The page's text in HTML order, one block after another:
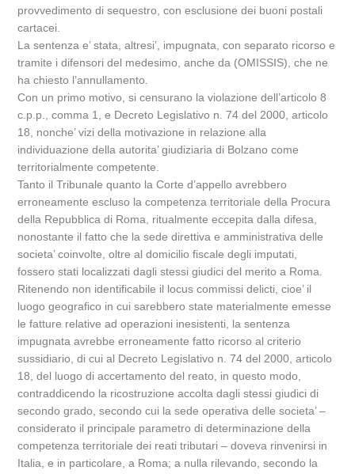
provvedimento di sequestro, con esclusione dei buoni postali
cartacei.
La sentenza e’ stata, altresi’, impugnata, con separato ricorso e
tramite i difensori del medesimo, anche da (OMISSIS), che ne
ha chiesto l’annullamento.
Con un primo motivo, si censurano la violazione dell’articolo 8
c.p.p., comma 1, e Decreto Legislativo n. 74 del 2000, articolo
18, nonche’ vizi della motivazione in relazione alla
individuazione della autorita’ giudiziaria di Bolzano come
territorialmente competente.
Tanto il Tribunale quanto la Corte d’appello avrebbero
erroneamente escluso la competenza territoriale della Procura
della Repubblica di Roma, ritualmente eccepita dalla difesa,
nonostante il fatto che la sede direttiva e amministrativa delle
societa’ coinvolte, oltre al domicilio fiscale degli imputati,
fossero stati localizzati dagli stessi giudici del merito a Roma.
Ritenendo non identificabile il locus commissi delicti, cioe’ il
luogo geografico in cui sarebbero state materialmente emesse
le fatture relative ad operazioni inesistenti, la sentenza
impugnata avrebbe erroneamente fatto ricorso al criterio
sussidiario, di cui al Decreto Legislativo n. 74 del 2000, articolo
18, del luogo di accertamento del reato, in questo modo,
contraddicendo la ricostruzione accolta dagli stessi giudici di
secondo grado, secondo cui la sede operativa delle societa’ –
considerato il principale parametro di determinazione della
competenza territoriale dei reati tributari – doveva rinvenirsi in
Italia, e in particolare, a Roma; a nulla rilevando, secondo la